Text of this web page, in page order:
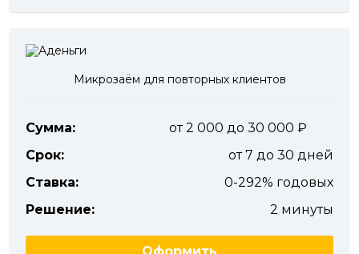
Микрозаём для повторных клиентов
Сумма:
от 2 000 до 30 000
Срок:
от 7 до 30 дней
Ставка:
0-292% годовых
Решение:
2 минуты